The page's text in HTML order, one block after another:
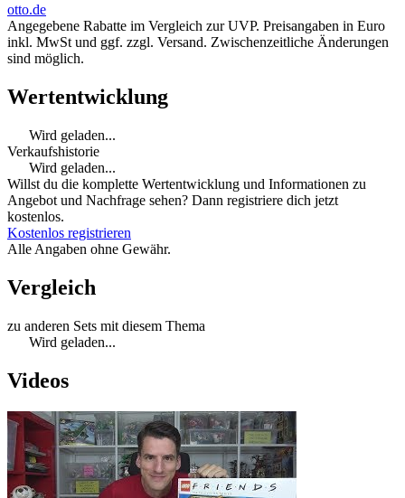
otto.de
Angegebene Rabatte im Vergleich zur UVP. Preisangaben in Euro
inkl. MwSt und ggf. zzgl. Versand. Zwischenzeitliche Änderungen
sind möglich.
Wertentwicklung
Wird geladen...
Verkaufshistorie
Wird geladen...
Willst du die komplette Wertentwicklung und Informationen zu
Angebot und Nachfrage sehen? Dann registriere dich jetzt
kostenlos.
Kostenlos registrieren
Alle Angaben ohne Gewähr.
Vergleich
zu anderen Sets mit diesem Thema
Wird geladen...
Videos